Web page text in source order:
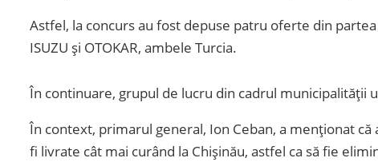
Astfel, la concurs au fost depuse patru oferte din
ISUZU și OTOKAR, ambele Turcia.
În continuare, grupul de lucru din cadrul municipalității
În context, primarul general, Ion Ceban, a menționat
fi livrate cât mai curând la Chișinău, astfel ca să fie